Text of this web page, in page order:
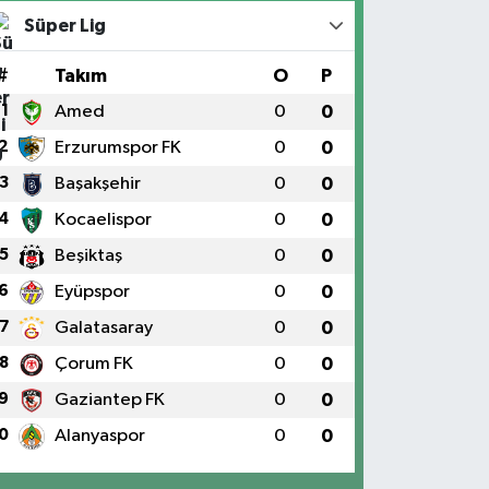
Süper Lig
Takım O P
1 Amed 0 0
Erzurumspor FK 0 0
3 Başakşehir 0 0
Kocaelispor 0 0
5 Beşiktaş 0 0
Eyüpspor 0 0
7 Galatasaray 0 0
8 Çorum FK 0 0
Gaziantep FK 0 0
Alanyaspor 0 0